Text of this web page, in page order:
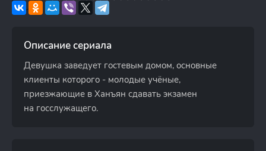
Описание сериала
Девушка заведует гостевым домом, основные
клиенты которого - молодые учёные,
приезжающие в Ханъян сдавать экзамен
на госслужащего.